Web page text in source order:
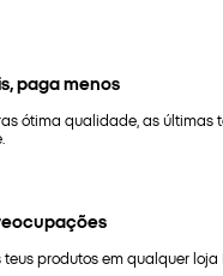
paga menos
ótima qualidade, as últimas
teus produtos em qualquer